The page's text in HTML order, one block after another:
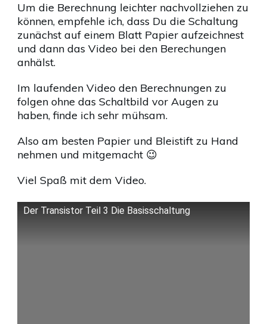
Um die Berechnung leichter nachvollziehen zu
können, empfehle ich, dass Du die Schaltung
zunächst auf einem Blatt Papier aufzeichnest
und dann das Video bei den Berechungen
anhälst.
Im laufenden Video den Berechnungen zu
folgen ohne das Schaltbild vor Augen zu
haben, finde ich sehr mühsam.
Also am besten Papier und Bleistift zu Hand
nehmen und mitgemacht 😉
Viel Spaß mit dem Video.
Der Transistor Teil 3 Die Basisschaltung